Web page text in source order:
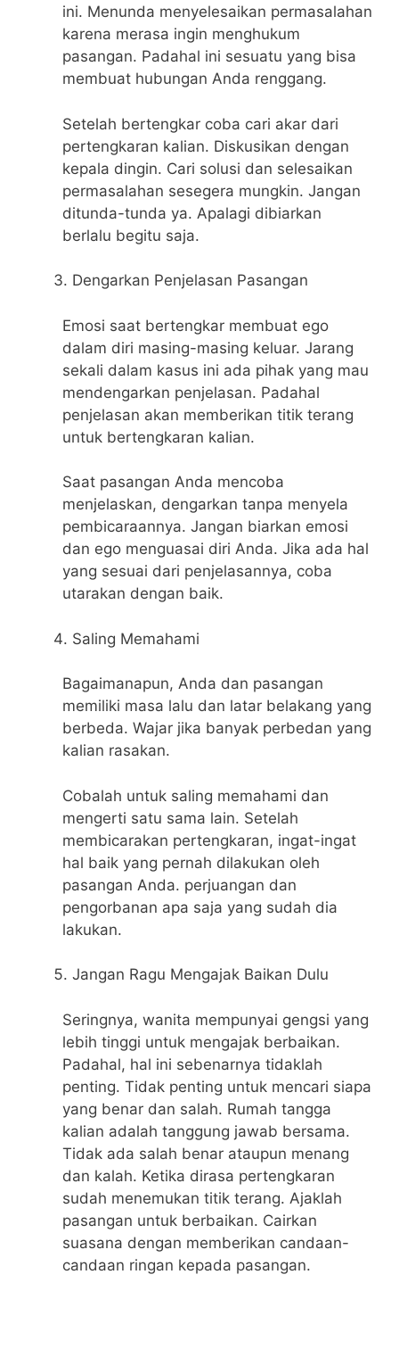
ini. Menunda menyelesaikan permasalahan
karena merasa ingin menghukum
pasangan. Padahal ini sesuatu yang bisa
membuat hubungan Anda renggang.
Setelah bertengkar coba cari akar dari
pertengkaran kalian. Diskusikan dengan
kepala dingin. Cari solusi dan selesaikan
permasalahan sesegera mungkin. Jangan
ditunda-tunda ya. Apalagi dibiarkan
berlalu begitu saja.
Dengarkan Penjelasan Pasangan
Emosi saat bertengkar membuat ego
dalam diri masing-masing keluar. Jarang
sekali dalam kasus ini ada pihak yang mau
mendengarkan penjelasan. Padahal
penjelasan akan memberikan titik terang
untuk bertengkaran kalian.
Saat pasangan Anda mencoba
menjelaskan, dengarkan tanpa menyela
pembicaraannya. Jangan biarkan emosi
dan ego menguasai diri Anda. Jika ada hal
yang sesuai dari penjelasannya, coba
utarakan dengan baik.
Saling Memahami
Bagaimanapun, Anda dan pasangan
memiliki masa lalu dan latar belakang yang
berbeda. Wajar jika banyak perbedan yang
kalian rasakan.
Cobalah untuk saling memahami dan
mengerti satu sama lain. Setelah
membicarakan pertengkaran, ingat-ingat
hal baik yang pernah dilakukan oleh
pasangan Anda. perjuangan dan
pengorbanan apa saja yang sudah dia
lakukan.
Jangan Ragu Mengajak Baikan Dulu
Seringnya, wanita mempunyai gengsi yang
lebih tinggi untuk mengajak berbaikan.
Padahal, hal ini sebenarnya tidaklah
penting. Tidak penting untuk mencari siapa
yang benar dan salah. Rumah tangga
kalian adalah tanggung jawab bersama.
Tidak ada salah benar ataupun menang
dan kalah. Ketika dirasa pertengkaran
sudah menemukan titik terang. Ajaklah
pasangan untuk berbaikan. Cairkan
suasana dengan memberikan candaan-
candaan ringan kepada pasangan.